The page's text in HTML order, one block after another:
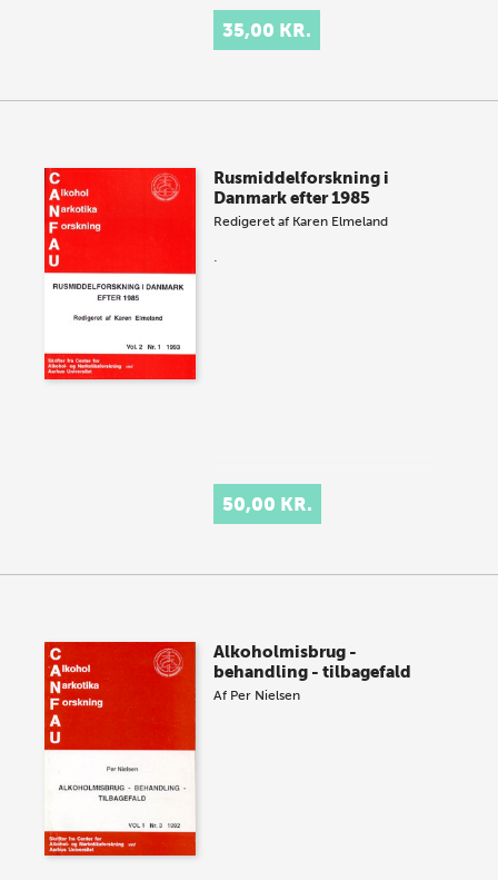
35,00 KR.
Rusmiddelforskning i
Danmark efter 1985
Redigeret af Karen Elmeland
.
50,00 KR.
Alkoholmisbrug -
behandling - tilbagefald
Af Per Nielsen